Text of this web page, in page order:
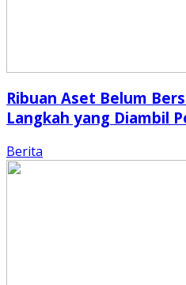
Ribuan Aset Belum
Langkah yang Diambil
Berita